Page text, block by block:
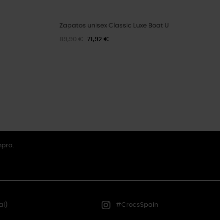
Zapatos unisex Classic Luxe Boat U
89,90 € 71,92 €
#CrocsSpain